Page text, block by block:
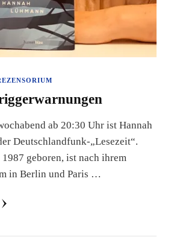
ab 20:30 Uhr ist Hannah
Deutschlandfunk-„Lesezeit“.
geboren, ist nach ihrem
in Berlin und Paris …